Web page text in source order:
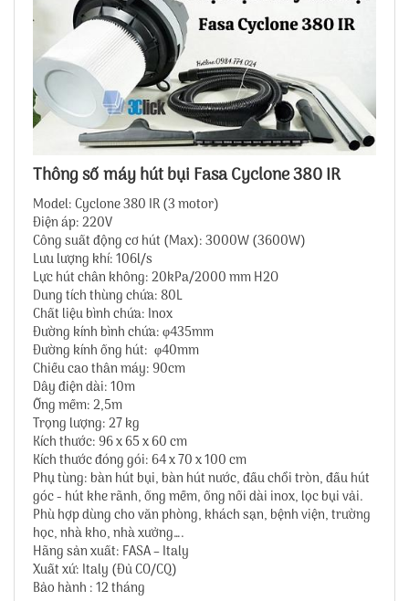
Thông số máy hút bụi Fasa Cyclone 380 IR
Model: Cyclone 380 IR (3 motor)
Điện áp: 220V
Công suất động cơ hút (Max): 3000W (3600W)
Lưu lượng khí: 106l/s
Lực hút chân không: 20kPa/2000 mm H2O
Dung tích thùng chứa: 80L
Chất liệu bình chứa: Inox
Đường kính bình chứa: φ435mm
Đường kính ống hút: φ40mm
Chiều cao thân máy: 90cm
Dây điện dài: 10m
Ống mềm: 2,5m
Trọng lượng: 27 kg
Kích thước: 96 x 65 x 60 cm
Kích thước đóng gói: 64 x 70 x 100 cm
Phụ tùng: bàn hút bụi, bàn hút nước, đầu chổi tròn, đầu hút
góc - hút khe rãnh, ống mềm, ống nối dài inox, lọc bụi vải.
Phù hợp dùng cho văn phòng, khách sạn, bệnh viện, trường
học, nhà kho, nhà xưởng….
Hãng sản xuất: FASA – Italy
Xuất xứ: Italy (Đủ CO/CQ)
Bảo hành : 12 tháng